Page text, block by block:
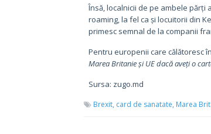
Însă, localnicii de pe ambele
roaming, la fel ca și locuitorii din
primesc semnal de la companii
Pentru europenii care călătoresc
Marea Britanie și UE dacă aveți o
Sursa: zugo.md
Brexit, card de sanatate, Marea